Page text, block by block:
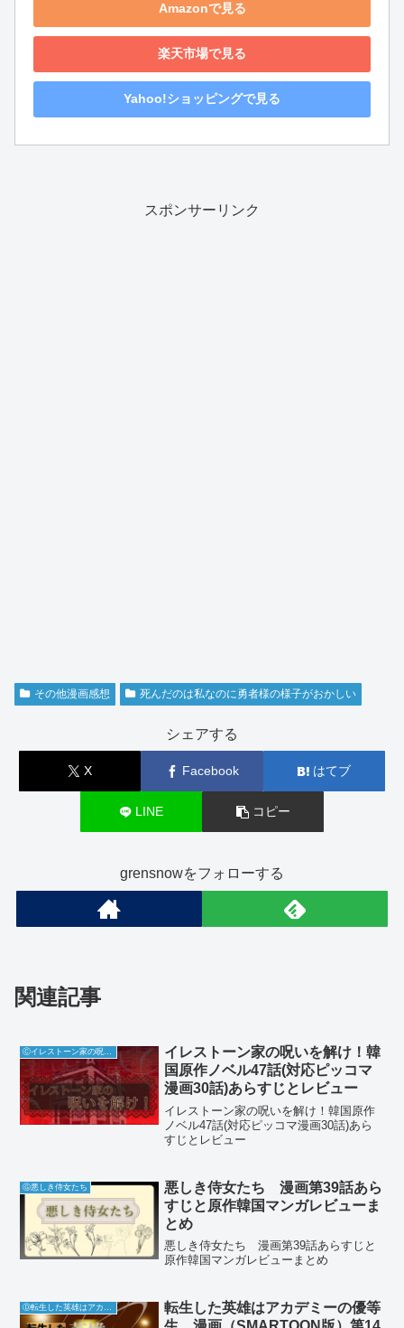
Amazonで見る
楽天市場で見る
Yahoo!ショッピングで見る
スポンサーリンク
その他漫画感想 死んだのは私なのに勇者様の様子がおかしい
シェアする
X Facebook はてブ
LINE コピー
grensnowをフォローする
関連記事
Ⓒイレストーン家の呪いを解け
イレストーン家の呪いを解け！韓
国原作ノベル47話(対応ピッコマ
漫画30話)あらすじとレビュー
イレストーン家の呪いを解け！韓国原作
ノベル47話(対応ピッコマ漫画30話)あら
すじとレビュー
Ⓖ悪しき侍女たち
悪しき侍女たち 漫画第39話あら
すじと原作韓国マンガレビューま
とめ
悪しき侍女たち 漫画第39話あらすじと
原作韓国マンガレビューまとめ
Ⓓ転生した英雄はアカデミーの優等生
転生した英雄はアカデミーの優等